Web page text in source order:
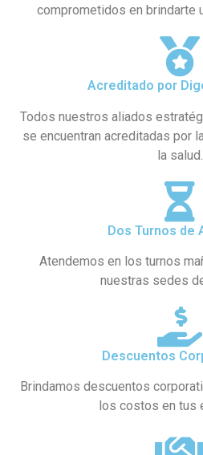
comprometidos en brindarte
Acreditado por
Todos nuestros aliados
se encuentran acreditadas por
la salud.
Dos Turnos de
Atendemos en los turnos
nuestras sedes
Descuentos
Brindamos descuentos
los costos en tus